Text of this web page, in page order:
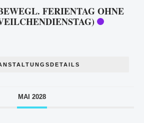
FERIENTAG OHNE
MAI 2028